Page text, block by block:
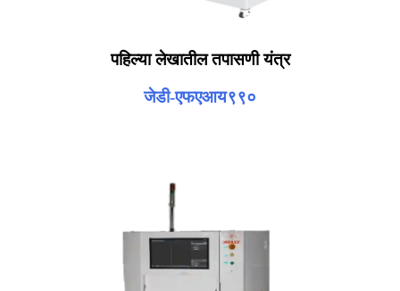
पहिल्या लेखातील तपासणी यंत्र
जेडी-एफएआय९९०